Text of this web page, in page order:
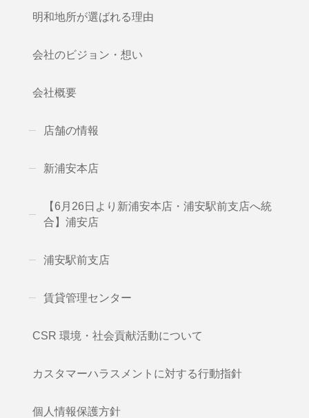
明和地所が選ばれる理由
会社のビジョン・想い
会社概要
店舗の情報
新浦安本店
【6月26日より新浦安本店・浦安駅前支店へ統
合】浦安店
浦安駅前支店
賃貸管理センター
CSR 環境・社会貢献活動について
カスタマーハラスメントに対する行動指針
個人情報保護方針